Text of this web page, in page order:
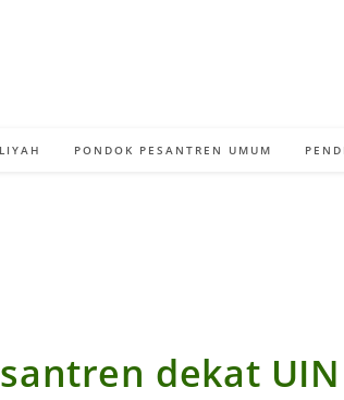
PONDOK PESANTREN UMUM
dekat UIN